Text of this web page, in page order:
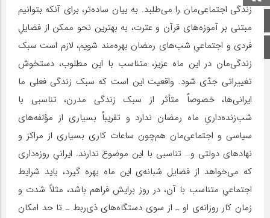
اینستاگرام
زندگی اجتماعی‌مان را می‌طلبد. به بیان ساده‌تر، برای آنکه بتوانیم
مبتنی بر آموزه‌های قرآن و عترت، به بهترین نحو ممکن از فضایلِ
فردی و اجتماعیِ شب‌های رمضان بهره‌مند شویم، لازم است سبک
زندگی‌مان در این ماه عزیز، متناسب با این مطلوب، دستخوش
تغییراتی جدّی شود. واقعیت این است که سبک زندگی فعلی ما
ایرانی‌ها، خصوصاً متأثر از سبک زندگی مدرن، تناسبی با
شب‌زنده‌داریِ ماه رمضان ندارد و تقریباً بسیاری از مؤلفه‌های
سیاسی و اجتماعی‌مان هم‌چون ساعات کاری بسیاری از مراکز و
نهادهای دولتی و… تناسبی با این موضوع ندارند. ایرانیِ روزه‌داری
که می‌خواهد از فضایل شبانه‌ی این ماه بهره گیرد، باید شرایط
اجتماعیِ متناسب با آن، در روز برایش فراهم باشد، مثلاً شدت و
زمان کار روزانه‌ی او ـ از سوی دستگاه‌های ذی‌ربط ـ تا حد امکان